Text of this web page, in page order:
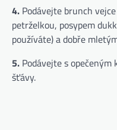
4. Podávejte brunch
petrželkou, posypem
používáte) a dobře
5. Podávejte s
šťávy.